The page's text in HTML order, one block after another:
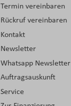
Termin vereinbaren
Rückruf vereinbaren
Kontakt
Newsletter
Whatsapp Newsletter
Auftragsauskunft
Service